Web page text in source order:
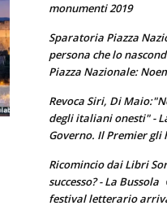
monumenti 2019
Sparatoria Piazza
persona che lo
Piazza Nazionale:
Revoca Siri, Di
degli italiani onesti" -
Governo. Il Premier gli
Ricomincio dai Libri
successo? - La Bussola
festival letterario